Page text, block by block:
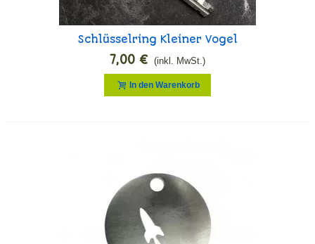
Schlüsselring Kleiner Vogel
7,00 € (inkl. MwSt.)
In den Warenkorb